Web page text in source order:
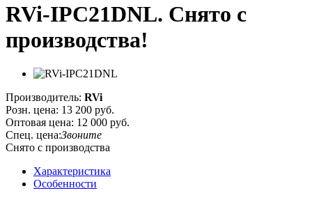
RVi-IPC21DNL. Cнято с
производства!
Производитель: RVi
Розн. цена: 13 200 руб.
Оптовая цена: 12 000 руб.
Спец. цена:Звоните
Снято с производства
Характеристика
Особенности